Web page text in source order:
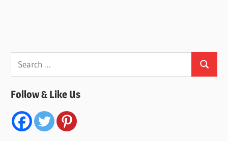
Search
for:
Search
Follow & Like Us